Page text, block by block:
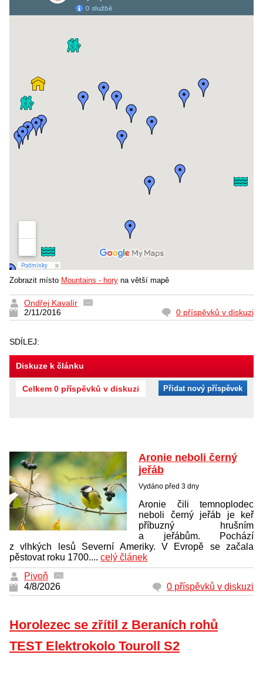
Zobrazit místo Mountains - hory na větší mapě
Ondřej Kavalír
2/11/2016
0 příspěvků v diskuzi
SDÍLEJ:
Diskuze k článku
Celkem 0 příspěvků v diskuzi Přidat nový příspěvek
Aronie neboli černý
jeřáb
Vydáno před 3 dny
Aronie čili temnoplodec
neboli černý jeřáb je keř
příbuzný hrušním
a jeřábům. Pochází
z vlhkých lesů Severní Ameriky. V Evropě se začala
pěstovat roku 1700.... celý článek
Pivoň
4/8/2026
0 příspěvků v diskuzi
Horolezec se zřítil z Beraních rohů
TEST Elektrokolo Touroll S2